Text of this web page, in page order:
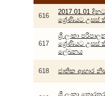
616
2017.01.01
ශ්‍රේණියට උසස්
617
ශ්‍රී ලංකා
ශ්‍රේණියට උසස්
ලේඛනය
618 ජාතික ආහාර
ශ්‍රී ලංකා